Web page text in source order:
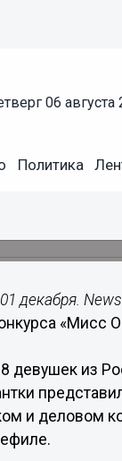
06 августа
Политика
Дарья
декабря.
«Мисс
девушек из
и деловом